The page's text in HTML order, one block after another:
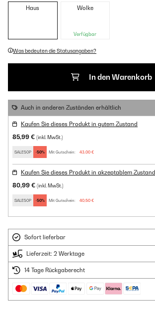
Haus Wolke
Verfügbar
Was bedeuten die Statusangaben?
In den Warenkorb
Auch in anderen Zuständen erhältlich
Kaufen Sie dieses Produkt in gutem Zustand
85,99 € (inkl. MwSt.)
SALE50P -50% Mit Gutschein: 43,00 €
Kaufen Sie dieses Produkt in akzeptablem Zustand
80,99 € (inkl. MwSt.)
SALE50P -50% Mit Gutschein: 40,50 €
Sofort lieferbar
Lieferzeit: 2 Werktage
14 Tage Rückgaberecht